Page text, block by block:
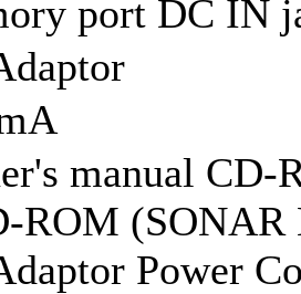
port DC IN
manual
ROM (SONAR
Power